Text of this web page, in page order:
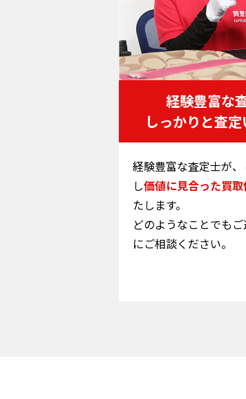
経験豊富な
しっかりと査
経験豊富な査定士が
し価値に見合った買
たします。
どのようなことでも
にご相談ください。